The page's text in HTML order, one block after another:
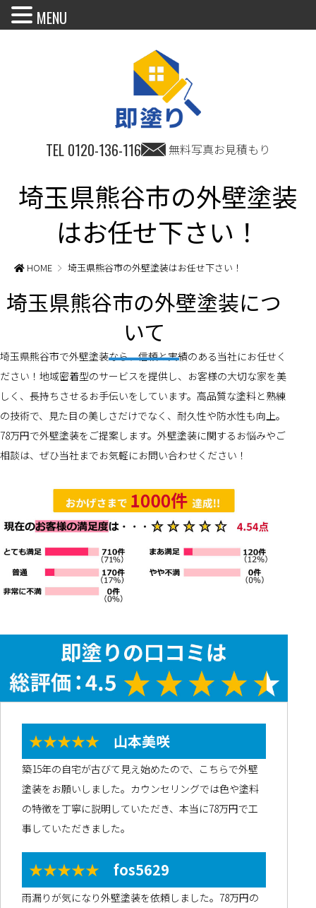
TEL 0120-136-116 無料写真お見積もり
埼玉県熊谷市の外壁塗装
はお任せ下さい！
HOME 埼玉県熊谷市の外壁塗装はお任せ下さい！
埼玉県熊谷市の外壁塗装につ
いて
埼玉県熊谷市で外壁塗装なら、信頼と実績のある当社にお任せく
ださい！地域密着型のサービスを提供し、お客様の大切な家を美
しく、長持ちさせるお手伝いをしています。高品質な塗料と熟練
の技術で、見た目の美しさだけでなく、耐久性や防水性も向上。
78万円で外壁塗装をご提案します。外壁塗装に関するお悩みやご
相談は、ぜひ当社までお気軽にお問い合わせください！
★★★★★ 山本美咲
築15年の自宅が古びて見え始めたので、こちらで外壁
塗装をお願いしました。カウンセリングでは色や塗料
の特徴を丁寧に説明していただき、本当に78万円で工
事していただきました。
★★★★★ fos5629
雨漏りが気になり外壁塗装を依頼しました。78万円の
MENU